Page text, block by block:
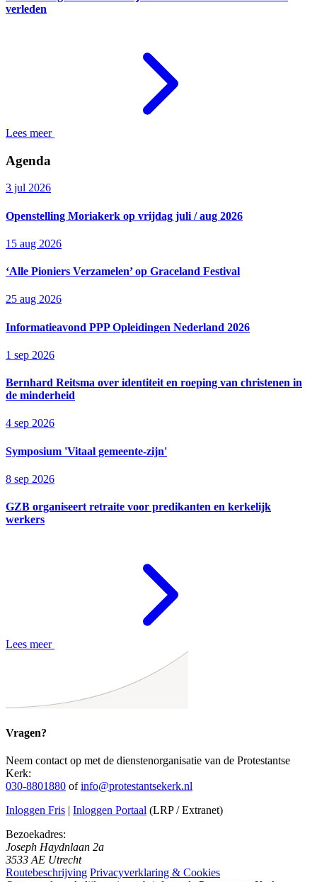
verleden
Lees meer
Agenda
3 jul 2026
Openstelling Moriakerk op vrijdag juli / aug 2026
15 aug 2026
‘Alle Pioniers Verzamelen’ op Graceland Festival
25 aug 2026
Informatieavond PPP Opleidingen Nederland 2026
1 sep 2026
Bernhard Reitsma over identiteit en roeping van christenen in
de minderheid
4 sep 2026
Symposium 'Vitaal gemeente-zijn'
8 sep 2026
GZB organiseert retraite voor predikanten en kerkelijk
werkers
Lees meer
Vragen?
Neem contact op met de dienstenorganisatie van de Protestantse
Kerk:
030-8801880 ofinfo@protestantsekerk.nl
Inloggen Fris | Inloggen Portaal (LRP / Extranet)
Bezoekadres:
Joseph Haydnlaan 2a
3533 AE Utrecht
Routebeschrijving Privacyverklaring & Cookies